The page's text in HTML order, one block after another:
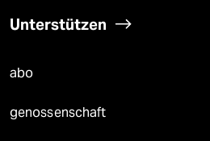
Unterstützen
abo
genossenschaft